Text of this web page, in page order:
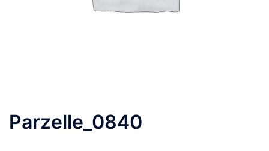
Parzelle_0840